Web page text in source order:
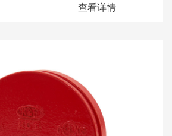
查看详情